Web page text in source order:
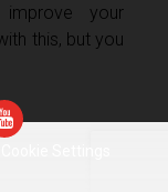
your
this, but you